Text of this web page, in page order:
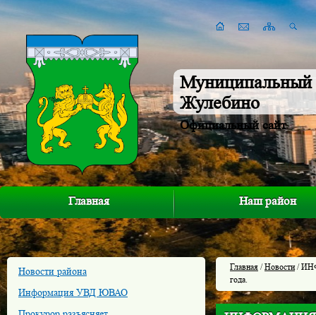
Муниципальный
Жулебино
Официальный сайт
Главная Наш район
Новости района
Информация УВД ЮВАО
Главная /Новости/
года.